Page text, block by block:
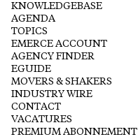
KNOWLEDGEBASE
AGENDA
TOPICS
EMERCE ACCOUNT
AGENCY FINDER
EGUIDE
MOVERS & SHAKERS
INDUSTRY WIRE
CONTACT
VACATURES
PREMIUM ABONNEMENT